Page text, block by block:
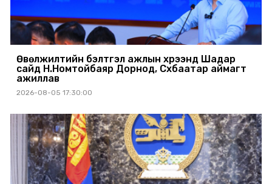
Өвөлжилтийн бэлтгэл ажлын хүрээнд Шадар
сайд Н.Номтойбаяр Дорнод, Сүхбаатар аймагт
ажиллав
2026-08-05 17:30:00